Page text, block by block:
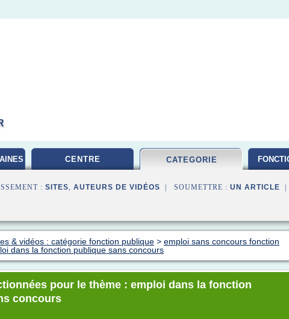
CENTRE CATEGORIE
: SITES, AUTEURS DE VIDÉOS | SOUMETTRE : UN ARTICLE
& vidéos : catégorie fonction publique > emploi sans concours fonction
dans la fonction publique sans concours
pour le thème : emploi dans la fonction
concours